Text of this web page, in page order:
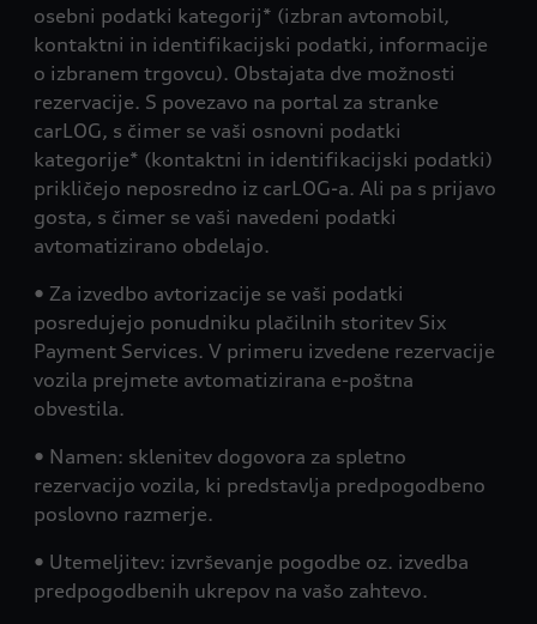
osebni podatki kategorij* (izbran avtomobil,
kontaktni in identifikacijski podatki, informacije
o izbranem trgovcu). Obstajata dve možnosti
rezervacije. S povezavo na portal za stranke
carLOG, s čimer se vaši osnovni podatki
kategorije* (kontaktni in identifikacijski podatki)
prikličejo neposredno iz carLOG-a. Ali pa s prijavo
gosta, s čimer se vaši navedeni podatki
avtomatizirano obdelajo.
• Za izvedbo avtorizacije se vaši podatki
posredujejo ponudniku plačilnih storitev Six
Payment Services. V primeru izvedene rezervacije
vozila prejmete avtomatizirana e-poštna
obvestila.
• Namen: sklenitev dogovora za spletno
rezervacijo vozila, ki predstavlja predpogodbeno
poslovno razmerje.
• Utemeljitev: izvrševanje pogodbe oz. izvedba
predpogodbenih ukrepov na vašo zahtevo.